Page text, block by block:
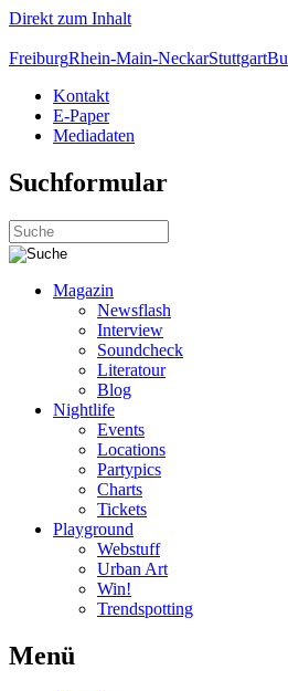
Direkt zum Inhalt
FreiburgRhein-Main-NeckarStuttgart
Kontakt
E-Paper
Mediadaten
Suchformular
Magazin
Newsflash
Interview
Soundcheck
Literatour
Blog
Nightlife
Events
Locations
Partypics
Charts
Tickets
Playground
Webstuff
Urban Art
Win!
Trendspotting
Menü